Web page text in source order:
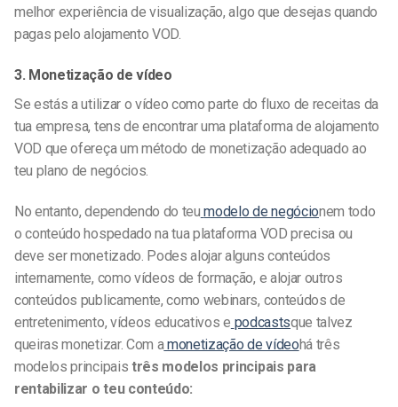
melhor experiência de visualização, algo que desejas quando
pagas pelo alojamento VOD.
3. Monetização de vídeo
Se estás a utilizar o vídeo como parte do fluxo de receitas da
tua empresa, tens de encontrar uma plataforma de alojamento
VOD que ofereça um método de monetização adequado ao
teu plano de negócios.
No entanto, dependendo do teu modelo de negócionem todo
o conteúdo hospedado na tua plataforma VOD precisa ou
deve ser monetizado. Podes alojar alguns conteúdos
internamente, como vídeos de formação, e alojar outros
conteúdos publicamente, como webinars, conteúdos de
entretenimento, vídeos educativos e podcastsque talvez
queiras monetizar. Com amonetização de vídeohá três
modelos principais três modelos principais para
rentabilizar o teu conteúdo: